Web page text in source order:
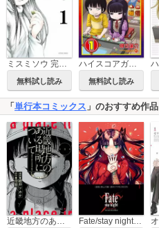
ミスミソウ 完全版
無料試し読み
ハイスコアガール
無料試し読み
「 単行本コミックス 」のおすすめ作品
近畿地方のある場所について Fate/stay night［Unlimited Blade Works］